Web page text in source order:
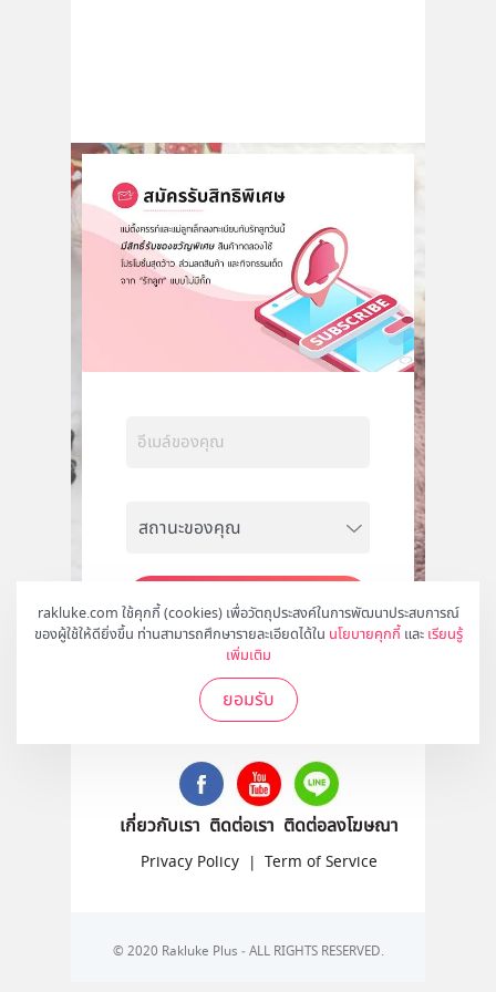
rakluke.com ใช้คุกกี้ (cookies) เพื่อวัตถุประสงค์ในการพัฒนาประสบการณ์
ของผู้ใช้ให้ดียิ่งขึ้น ท่านสามารถศึกษารายละเอียดได้ใน นโยบายคุกกี้ และ เรียนรู้
เพิ่มเติม
ยอมรับ
สมัคร
ติดตามเราได้ที่
เกี่ยวกับเรา ติดต่อเรา ติดต่อลงโฆษณา
Privacy Policy | Term of Service
© 2020 Rakluke Plus - ALL RIGHTS RESERVED.